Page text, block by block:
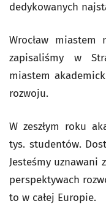
dedykowanych
Wrocław
zapisaliśmy w
miastem
rozwoju.
W zeszłym roku
tys. studentów.
Jesteśmy uznawani
perspektywach
to w całej Europie.